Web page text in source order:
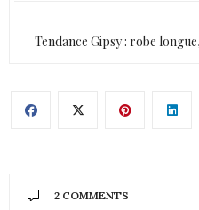
Tendance Gipsy : robe
2 COMMENTS